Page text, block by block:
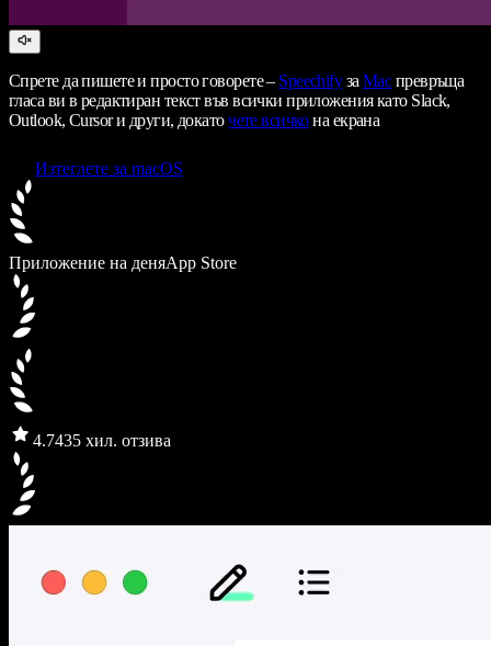
Спрете да пишете и просто говорете – SpeechifyзаMacпревръща
гласа ви в редактиран текст във всички приложения като Slack,
Outlook, Cursor и други, докаточете всичкона екрана
Изтеглете за macOS
Приложение на деняApp Store
4.7435 хил. отзива